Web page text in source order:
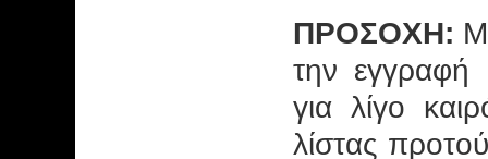
ΠΡΟΣΟΧΗ:
την εγγραφή
για λίγο
λίστας